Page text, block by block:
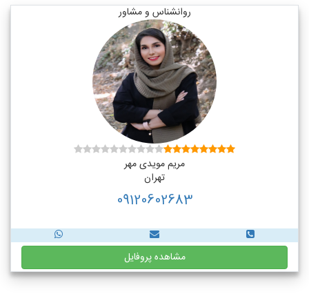
روانشناس و مشاور
مریم مویدی مهر
تهران
09120602683
مشاهده پروفایل